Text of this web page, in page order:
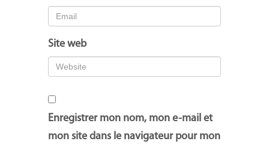
Site web
Enregistrer mon nom, mon e-mail et
mon site dans le navigateur pour mon